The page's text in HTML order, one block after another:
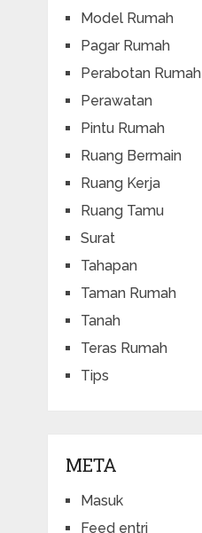
Model Rumah
Pagar Rumah
Perabotan Rumah
Perawatan
Pintu Rumah
Ruang Bermain
Ruang Kerja
Ruang Tamu
Surat
Tahapan
Taman Rumah
Tanah
Teras Rumah
Tips
META
Masuk
Feed entri